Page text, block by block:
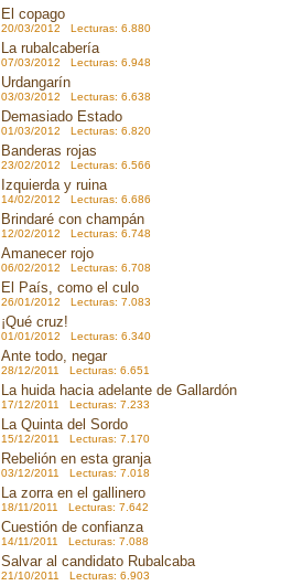
El copago
20/03/2012 Lecturas: 6.880
La rubalcabería
07/03/2012 Lecturas: 6.948
Urdangarín
03/03/2012 Lecturas: 6.638
Demasiado Estado
01/03/2012 Lecturas: 6.820
Banderas rojas
23/02/2012 Lecturas: 6.566
Izquierda y ruina
14/02/2012 Lecturas: 6.686
Brindaré con champán
12/02/2012 Lecturas: 6.748
Amanecer rojo
06/02/2012 Lecturas: 6.708
El País, como el culo
26/01/2012 Lecturas: 7.083
¡Qué cruz!
01/01/2012 Lecturas: 6.340
Ante todo, negar
28/12/2011 Lecturas: 6.651
La huida hacia adelante de Gallardón
17/12/2011 Lecturas: 7.233
La Quinta del Sordo
15/12/2011 Lecturas: 7.170
Rebelión en esta granja
03/12/2011 Lecturas: 7.018
La zorra en el gallinero
18/11/2011 Lecturas: 7.642
Cuestión de confianza
14/11/2011 Lecturas: 7.088
Salvar al candidato Rubalcaba
21/10/2011 Lecturas: 6.903